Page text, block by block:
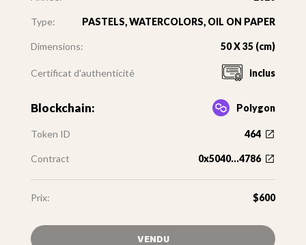
Type: PASTELS, WATERCOLORS, OIL ON PAPER
Dimensions: 50 X 35 (cm)
Certificat d'authenticité inclus
Blockchain: Polygon
Token ID 464
Contract 0x5040...4786
Prix: $600
VENDU